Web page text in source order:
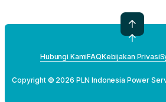
Hubungi KamiFAQKebijakan Privasi
Copyright © 2026 PLN Indonesia Power